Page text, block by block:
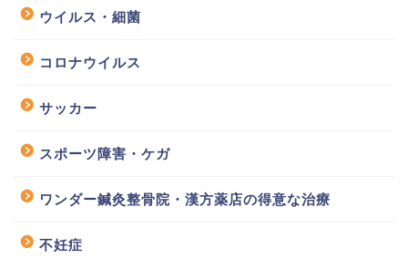
ウイルス・細菌
コロナウイルス
サッカー
スポーツ障害・ケガ
ワンダー鍼灸整骨院・漢方薬店の得意な治療
不妊症